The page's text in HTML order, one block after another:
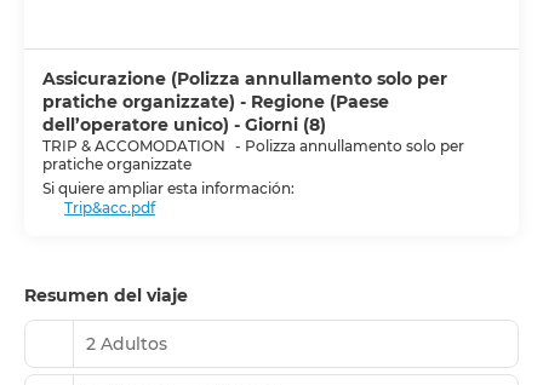
Assicurazione (Polizza annullamento solo per
pratiche organizzate) - Regione (Paese
dell’operatore unico) - Giorni (8)
TRIP & ACCOMODATION - Polizza annullamento solo per
pratiche organizzate
Si quiere ampliar esta información:
Trip&acc.pdf
Resumen del viaje
2 Adultos